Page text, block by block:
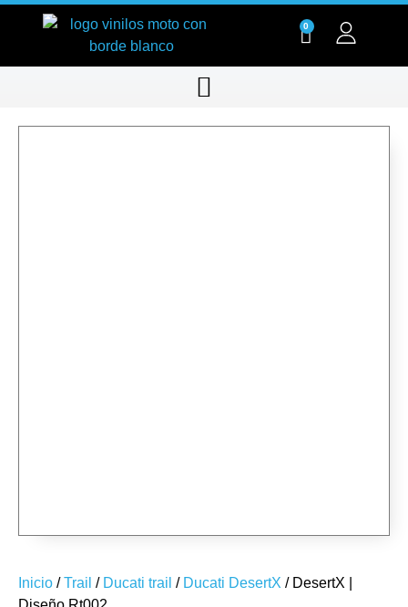
0
Inicio /Trail / Ducati trail / Ducati DesertX / DesertX |